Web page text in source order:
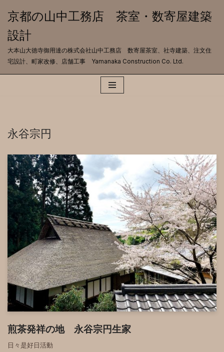
ン
テ
ン
京都の山中工務店 茶室・数寄屋建築
設計
大本山大徳寺御用達の株式会社山中工務店 数寄屋茶室、社寺建築、注文住
宅設計、町家改修、店舗工事 Yamanaka Construction Co. Ltd.
永谷宗円
煎茶発祥の地 永谷宗円生家
日々是好日活動